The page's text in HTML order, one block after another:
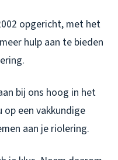
opgericht, met het
hulp aan te bieden
bij ons hoog in het
op een vakkundige
aan je riolering.